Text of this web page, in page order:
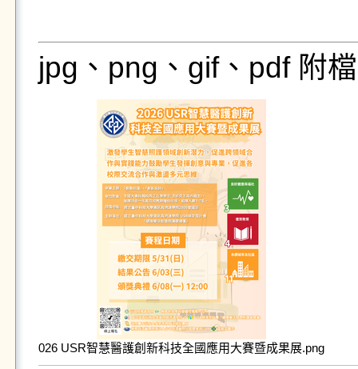
jpg、png、gif、pdf 附
026 USR智慧醫護創新科技全國應用大賽暨成果展.png